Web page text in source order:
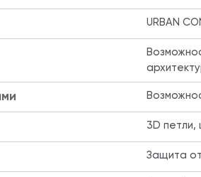
URBAN
3D петли,
Защита